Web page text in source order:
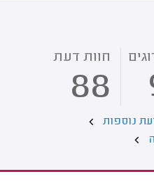
חוות דעת
88
נוספות